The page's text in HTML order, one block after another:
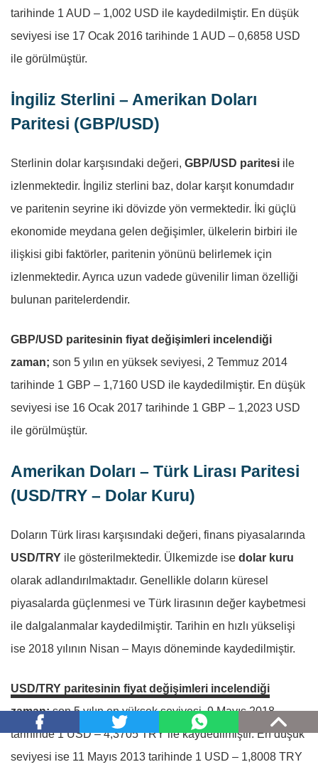
tarihinde 1 AUD – 1,002 USD ile kaydedilmiştir. En düşük
seviyesi ise 17 Ocak 2016 tarihinde 1 AUD – 0,6858 USD
ile görülmüştür.
İngiliz Sterlini – Amerikan Doları
Paritesi (GBP/USD)
Sterlinin dolar karşısındaki değeri, GBP/USD paritesi ile
izlenmektedir. İngiliz sterlini baz, dolar karşıt konumdadır
ve paritenin seyrine iki dövizde yön vermektedir. İki güçlü
ekonomide meydana gelen değişimler, ülkelerin birbiri ile
ilişkisi gibi faktörler, paritenin yönünü belirlemek için
izlenmektedir. Ayrıca uzun vadede güvenilir liman özelliği
bulunan paritelerdendir.
GBP/USD paritesinin fiyat değişimleri incelendiği
zaman; son 5 yılın en yüksek seviyesi, 2 Temmuz 2014
tarihinde 1 GBP – 1,7160 USD ile kaydedilmiştir. En düşük
seviyesi ise 16 Ocak 2017 tarihinde 1 GBP – 1,2023 USD
ile görülmüştür.
Amerikan Doları – Türk Lirası Paritesi
(USD/TRY – Dolar Kuru)
Doların Türk lirası karşısındaki değeri, finans piyasalarında
USD/TRY ile gösterilmektedir. Ülkemizde ise dolar kuru
olarak adlandırılmaktadır. Genellikle doların küresel
piyasalarda güçlenmesi ve Türk lirasının değer kaybetmesi
ile dalgalanmalar kaydedilmiştir. Tarihin en hızlı yükselişi
ise 2018 yılının Nisan – Mayıs döneminde kaydedilmiştir.
USD/TRY paritesinin fiyat değişimleri incelendiği
zaman;son 5 yılın en yüksek seviyesi, 9 Mayıs 2018
tarihinde 1 USD – 4,3705 TRY ile kaydedilmiştir. En düşük
seviyesi ise 11 Mayıs 2013 tarihinde 1 USD – 1,8008 TRY